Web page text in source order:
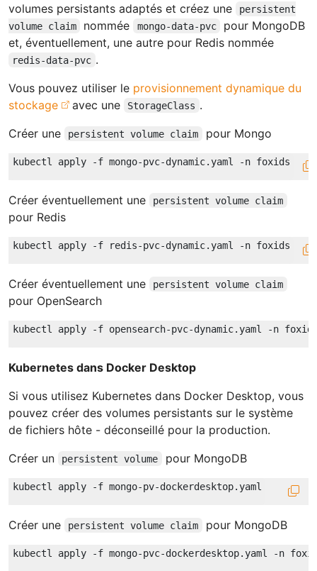
volumes persistants adaptés et créez une
persistent
volume claim
nommée mongo-data-pvc
pour MongoDB
et, éventuellement, une autre pour Redis nommée
redis-data-pvc .
Vous pouvez utiliser le provisionnement dynamique du
stockage
avec une StorageClass .
Créer une
persistent volume claim pour Mongo
Créer éventuellement une persistent volume claim
pour Redis
Créer éventuellement une persistent volume claim
pour OpenSearch
Kubernetes dans Docker Desktop
Si vous utilisez Kubernetes dans Docker Desktop, vous
pouvez créer des volumes persistants sur le système
de fichiers hôte - déconseillé pour la production.
Créer un
persistent volume pour MongoDB
Créer une persistent volume claim pour MongoDB